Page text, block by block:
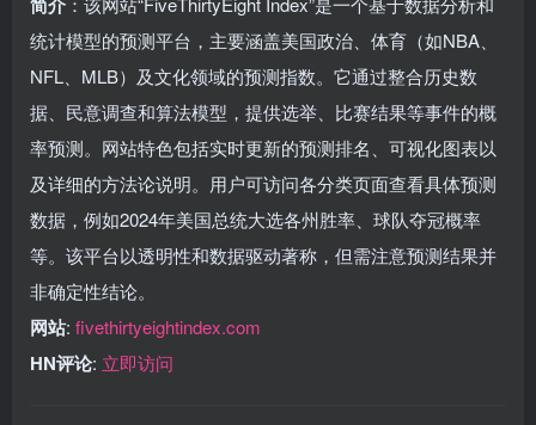
统计模型的预测平台，主要涵盖美国政治、体育（如NBA、
NFL、MLB）及文化领域的预测指数。它通过整合历史数
据、民意调查和算法模型，提供选举、比赛结果等事件的概
率预测。网站特色包括实时更新的预测排名、可视化图表以
及详细的方法论说明。用户可访问各分类页面查看具体预测
数据，例如2024年美国总统大选各州胜率、球队夺冠概率
等。该平台以透明性和数据驱动著称，但需注意预测结果并
非确定性结论。
网站: fivethirtyeightindex.com
HN评论: 立即访问